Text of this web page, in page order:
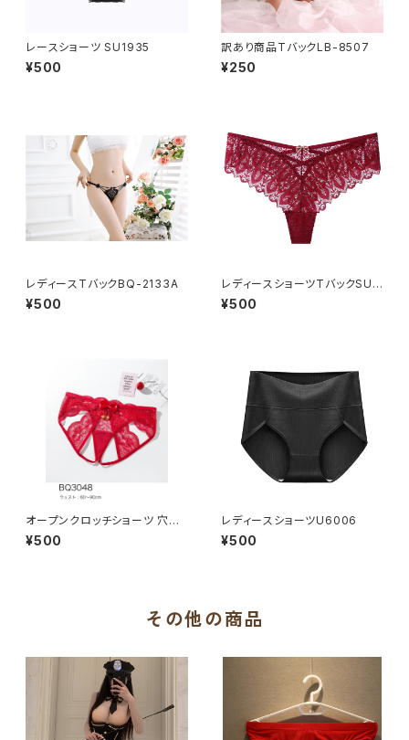
レースショーツ SU1935
¥500
訳あり商品TバックLB-8507
¥250
レディースTバックBQ-2133A
¥500
レディースショーツTバックSU9
080
¥500
オープンクロッチショーツ 穴あ
き 下着 セクシーランジェリー B
Q3048
¥500
レディースショーツU6006
¥500
その他の商品